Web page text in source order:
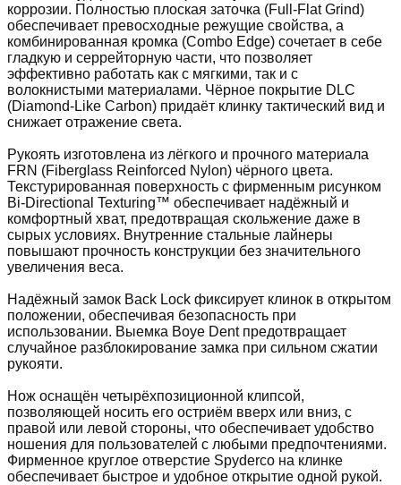
коррозии. Полностью плоская заточка (Full-Flat Grind)
обеспечивает превосходные режущие свойства, а
комбинированная кромка (Combo Edge) сочетает в себе
гладкую и серрейторную части, что позволяет
эффективно работать как с мягкими, так и с
волокнистыми материалами. Чёрное покрытие DLC
(Diamond-Like Carbon) придаёт клинку тактический вид и
снижает отражение света.
Рукоять изготовлена из лёгкого и прочного материала
FRN (Fiberglass Reinforced Nylon) чёрного цвета.
Текстурированная поверхность с фирменным рисунком
Bi-Directional Texturing™ обеспечивает надёжный и
комфортный хват, предотвращая скольжение даже в
сырых условиях. Внутренние стальные лайнеры
повышают прочность конструкции без значительного
увеличения веса.
Надёжный замок Back Lock фиксирует клинок в открытом
положении, обеспечивая безопасность при
использовании. Выемка Boye Dent предотвращает
случайное разблокирование замка при сильном сжатии
рукояти.
Нож оснащён четырёхпозиционной клипсой,
позволяющей носить его остриём вверх или вниз, с
правой или левой стороны, что обеспечивает удобство
ношения для пользователей с любыми предпочтениями.
Фирменное круглое отверстие Spyderco на клинке
обеспечивает быстрое и удобное открытие одной рукой.